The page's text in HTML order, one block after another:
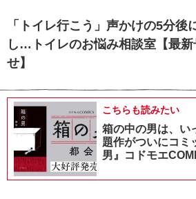
「トイレ行こう」声かけの5分後
し…トイレのお悩み相談室【最
せ】
こちらも読みたい
箱の中の男は、い
題作がついにコミ
男』コドモエ